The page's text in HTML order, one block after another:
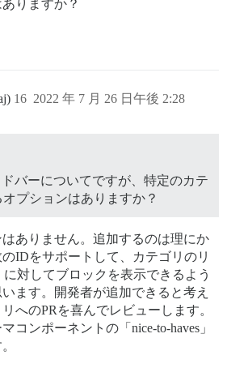
りますか？
2022 年 7 月 26 日午後 2:28
16
バーについてですが、特定のカテ
プションはありますか？
ありません。追加するのは理にか
IDをサポートして、カテゴリのリ
対してブロックを表示できるよう
ます。開発者が追加できると考え
へのPRを喜んでレビューします。
コンポーネントの「nice-to-haves」